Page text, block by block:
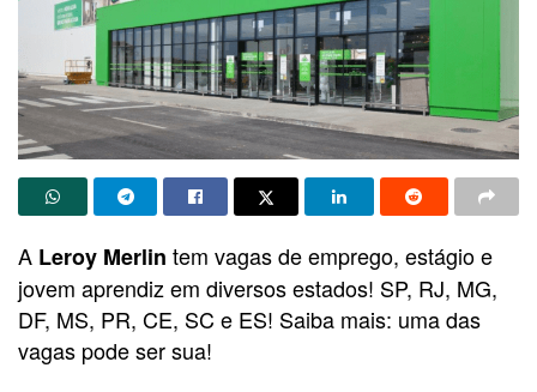
A Leroy Merlin tem vagas de emprego, estágio e
jovem aprendiz em diversos estados! SP, RJ, MG,
DF, MS, PR, CE, SC e ES! Saiba mais: uma das
vagas pode ser sua!